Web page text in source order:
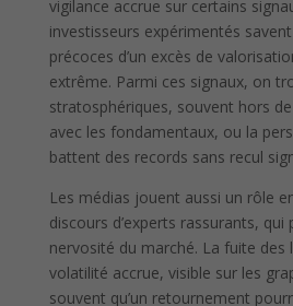
vigilance accrue sur certains
investisseurs expérimentés
précoces d’un excès de
extrême. Parmi ces signaux, on
stratosphériques, souvent hors
avec les fondamentaux, ou la
battent des records sans recul
Les médias jouent aussi un rôle
discours d’experts rassurants,
nervosité du marché. La fuite des
volatilité accrue, visible sur les
souvent qu’un retournement